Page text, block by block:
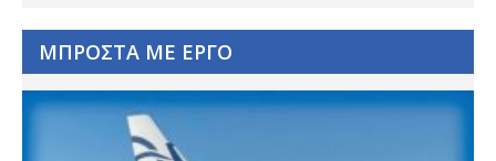
ΜΠΡΟΣΤΑ ΜΕ ΕΡΓΟ